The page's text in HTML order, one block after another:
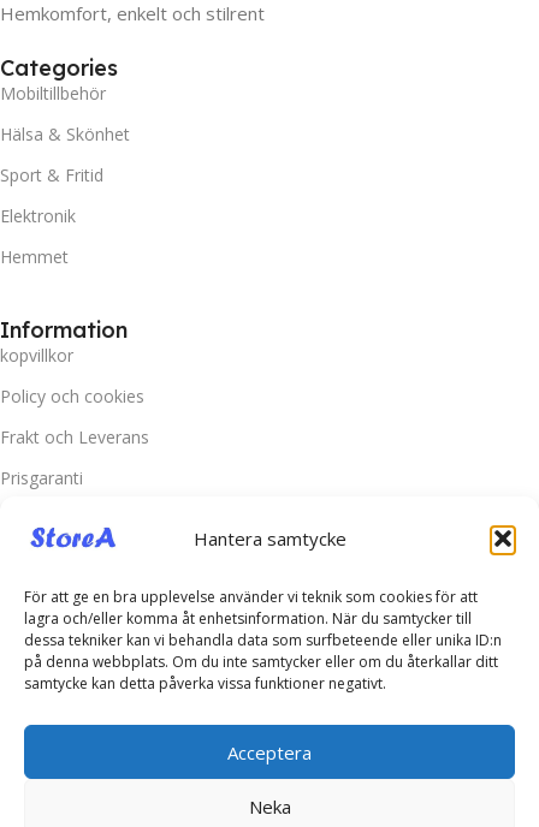
Hantera samtycke
För att ge en bra upplevelse använder vi teknik som cookies för att
lagra och/eller komma åt enhetsinformation. När du samtycker till
dessa tekniker kan vi behandla data som surfbeteende eller unika ID:n
på denna webbplats. Om du inte samtycker eller om du återkallar ditt
samtycke kan detta påverka vissa funktioner negativt.
Acceptera
Neka
Hemkomfort, enkelt och stilrent
Categories
Mobiltillbehör
Hälsa & Skönhet
Sport & Fritid
Elektronik
Hemmet
Information
kopvillkor
Policy och cookies
Frakt och Leverans
Prisgaranti
Kundtjänst
Kontakta oss
Retur & Reklamation
Vanliga frågor
Inloggning
Spåra ditt paket